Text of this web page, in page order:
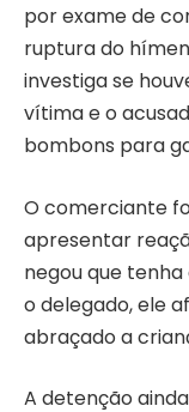
por exame de
ruptura do
investiga se
vítima e o
bombons para
O comerciante
apresentar
negou que
o delegado, ele
abraçado a
A detenção